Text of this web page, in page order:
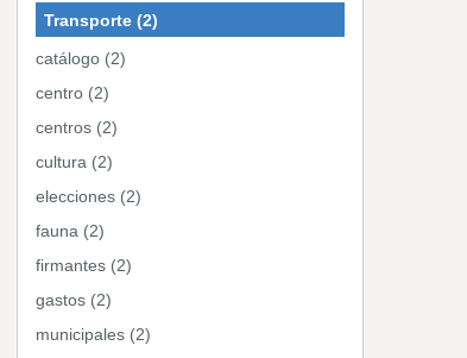
Transporte (2)
catálogo (2)
centro (2)
centros (2)
cultura (2)
elecciones (2)
fauna (2)
firmantes (2)
gastos (2)
municipales (2)